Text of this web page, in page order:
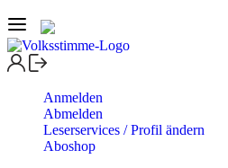
Anmelden
Abmelden
Leserservices / Profil ändern
Aboshop